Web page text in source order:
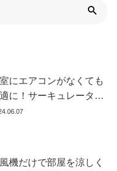
にエアコンがなくても
に！サーキュレーター
果的な使い方とおすす
機だけで部屋を涼しく